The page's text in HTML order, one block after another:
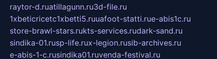
raytor-d.ruatillagunn.ru3d-file.ru
1xbeticricetc1xbetti5.ruuafoot-statti.rue-abis1c.ru
store-brawl-stars.rukts-services.rudark-sand.ru
sindika-01.rusp-life.rux-legion.rusib-archives.ru
e-abis-1-c.rusindika01.ruvenda-festival.ru